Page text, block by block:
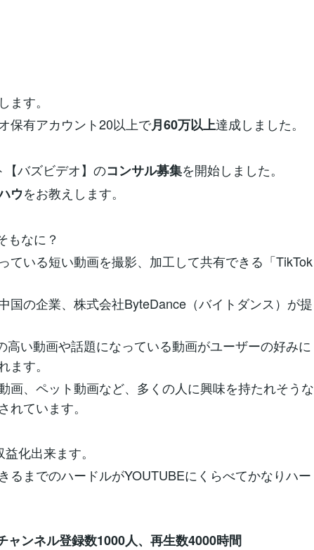
ます。
保有アカウント20以上で月60万以上達成しました。
バズビデオ】のコンサル募集を開始しました。
ウをお教えします。
もなに？
ている短い動画を撮影、加工して共有できる「TikTok
国の企業、株式会社ByteDance（バイトダンス）が提
高い動画や話題になっている動画がユーザーの好みに
ます。
画、ペット動画など、多くの人に興味を持たれそうな
れています。
化出来ます。
るまでのハードルがYOUTUBEにくらべてかなりハー
ャンネル登録数1000人、再生数4000時間